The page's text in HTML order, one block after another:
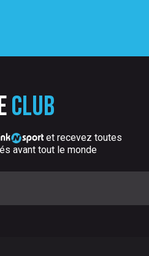
club
et recevez toutes
avant tout le monde